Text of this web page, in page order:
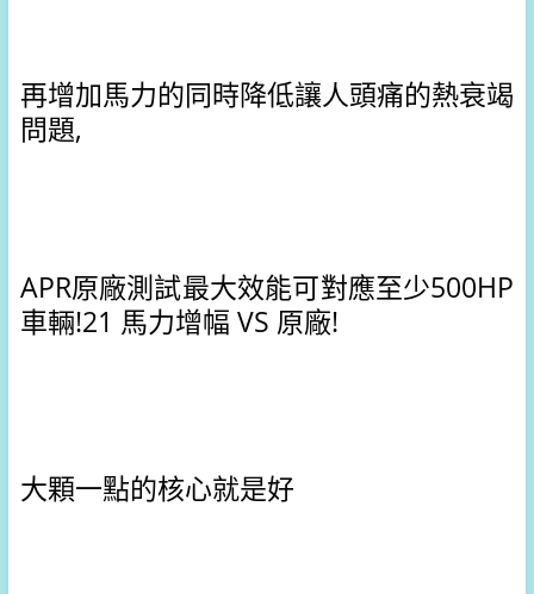
再增加馬力的同時降低讓人頭痛的熱衰竭
問題,
APR原廠測試最大效能可對應至少500HP
車輛!21 馬力增幅 VS 原廠!
大顆一點的核心就是好